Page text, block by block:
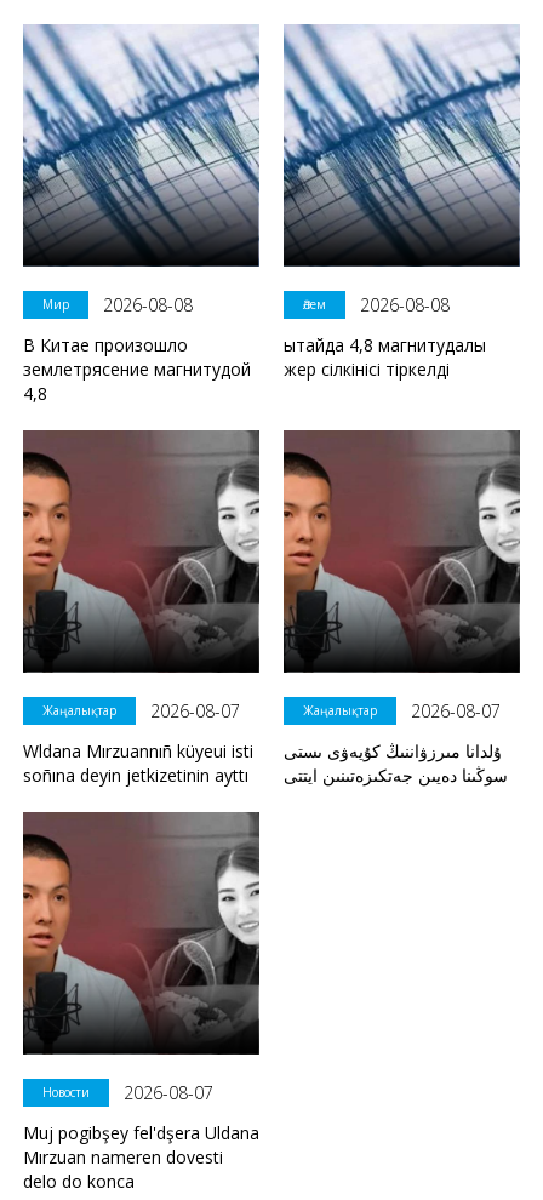
Мир
2026-08-08
В Китае произошло
землетрясение магнитудой
4,8
Әлем
2026-08-08
Қытайда 4,8 магнитудалы
жер сілкінісі тіркелді
Жаңалықтар
2026-08-07
Wldana Mırzuannıñ küyeui isti
soñına deyin jetkizetinin ayttı
Жаңалықтар
2026-08-07
ۇلدانا مىرزۋاننىڭ كۇيەۋى ىستى
سوڭىنا دەيىن جەتكىزەتىنىن ايتتى
Новости
2026-08-07
Muj pogibşey fel'dşera Uldana
Mırzuan nameren dovesti
delo do konca